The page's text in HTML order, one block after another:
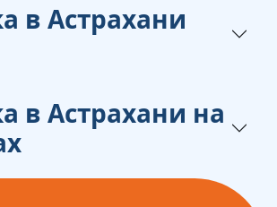
в Астрахани
в Астрахани на